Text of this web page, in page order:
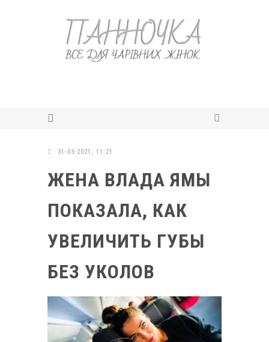
31-03-2021, 11:21
ЖЕНА ВЛАДА ЯМЫ
ПОКАЗАЛА, КАК
УВЕЛИЧИТЬ ГУБЫ
БЕЗ УКОЛОВ